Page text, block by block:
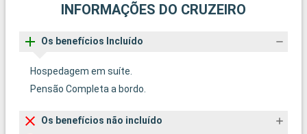
INFORMAÇÕES DO CRUZEIRO
Os benefícios Incluído
Hospedagem em suíte.
Pensão Completa a bordo.
Os benefícios não incluído